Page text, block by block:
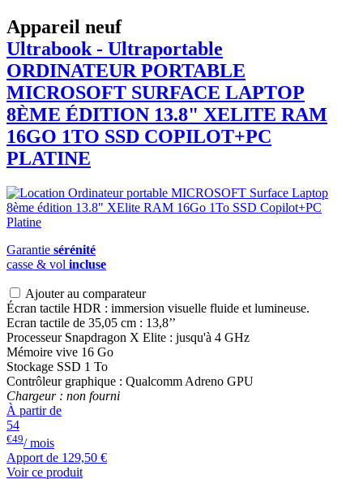
Appareil neuf
Ultrabook - Ultraportable
ORDINATEUR PORTABLE
MICROSOFT SURFACE LAPTOP
8ÈME ÉDITION 13.8" XELITE RAM
16GO 1TO SSD COPILOT+PC
PLATINE
Garantie sérénité
casse & vol incluse
Ajouter au comparateur
Écran tactile HDR : immersion visuelle fluide et lumineuse.
Ecran tactile de 35,05 cm : 13,8’’
Processeur Snapdragon X Elite : jusqu'à 4 GHz
Mémoire vive 16 Go
Stockage SSD 1 To
Contrôleur graphique : Qualcomm Adreno GPU
Chargeur : non fourni
À partir de
54
€49/ mois
Apport de 129,50 €
Voir ce produit